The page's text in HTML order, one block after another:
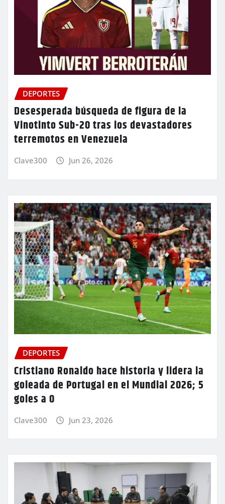
DEPORTES
Desesperada búsqueda de figura de la
Vinotinto Sub-20 tras los devastadores
terremotos en Venezuela
Clave300 Jun 26, 2026
DEPORTES
Cristiano Ronaldo hace historia y lidera la
goleada de Portugal en el Mundial 2026; 5
goles a 0
Clave300 Jun 23, 2026